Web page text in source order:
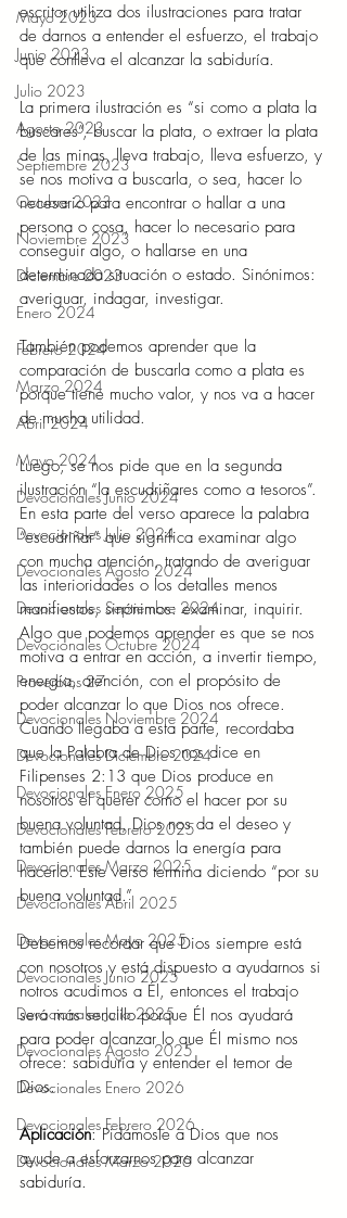
Mayo 2023
Junio 2023
Julio 2023
Agosto 2023
Septiembre 2023
Octubre 2023
Noviembre 2023
Diciembre 2023
Enero 2024
Febrero 2024
Marzo 2024
Abril 2024
Mayo 2024
Devocionales Junio 2024
Devocionales Julio 2024
Devocionales Agosto 2024
Devocionales Septiembre 2024
Devocionales Octubre 2024
Proverbios 27
Devocionales Noviembre 2024
Devocionales Diciembre 2024
Devocionales Enero 2025
Devocionales Febrero 2025
Devocionales Marzo 2025
Devocionales Abril 2025
Devocionales Mayo 2025
Devocionales Junio 2025
Devocionales Julio 2025
Devocionales Agosto 2025
Devocionales Enero 2026
Devocionales Febrero 2026
Devocionales Marzo 2026
escritor utiliza dos ilustraciones para tratar
de darnos a entender el esfuerzo, el trabajo
que conlleva el alcanzar la sabiduría.
La primera ilustración es “si como a plata la
buscares”, buscar la plata, o extraer la plata
de las minas, lleva trabajo, lleva esfuerzo, y
se nos motiva a buscarla, o sea, hacer lo
necesario para encontrar o hallar a una
persona o cosa, hacer lo necesario para
conseguir algo, o hallarse en una
determinada situación o estado. Sinónimos:
averiguar, indagar, investigar.
También podemos aprender que la
comparación de buscarla como a plata es
porque tiene mucho valor, y nos va a hacer
de mucha utilidad.
Luego, se nos pide que en la segunda
ilustración “la escudriñares como a tesoros”.
En esta parte del verso aparece la palabra
“escudriñar” que significa examinar algo
con mucha atención, tratando de averiguar
las interioridades o los detalles menos
manifiestos, sinónimos: examinar, inquirir.
Algo que podemos aprender es que se nos
motiva a entrar en acción, a invertir tiempo,
energía, atención, con el propósito de
poder alcanzar lo que Dios nos ofrece.
Cuando llegaba a esta parte, recordaba
que la Palabra de Dios nos dice en
Filipenses 2:13 que Dios produce en
nosotros el querer como el hacer por su
buena voluntad, Dios nos da el deseo y
también puede darnos la energía para
hacerlo. Este verso termina diciendo “por su
buena voluntad.”
Debemos recordar que Dios siempre está
con nosotros y está dispuesto a ayudarnos si
notros acudimos a Él, entonces el trabajo
será más sencillo porque Él nos ayudará
para poder alcanzar lo que Él mismo nos
ofrece: sabiduría y entender el temor de
Dios.
Aplicación: Pidámosle a Dios que nos
ayude a esforzarnos para alcanzar
sabiduría.